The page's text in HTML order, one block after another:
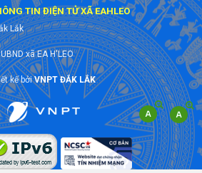
TIN ĐIỆN TỬ XÃ EAHLEO
Lắk
xã EA H'LEO
kế bởiVNPT ĐẮK LẮK